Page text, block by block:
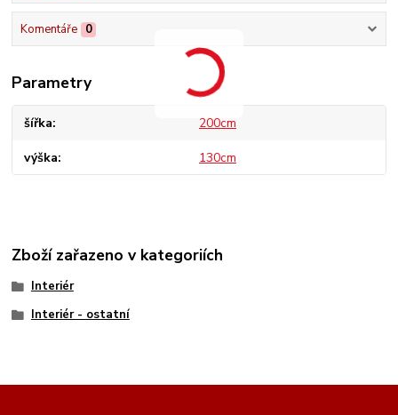
Komentáře 0
Parametry
šířka 200cm
výška 130cm
Zboží zařazeno v kategoriích
Interiér
Interiér - ostatní